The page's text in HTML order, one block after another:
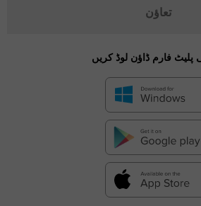
تعاؤن
پلیٹ فارم ڈاؤن لوڈ کریں